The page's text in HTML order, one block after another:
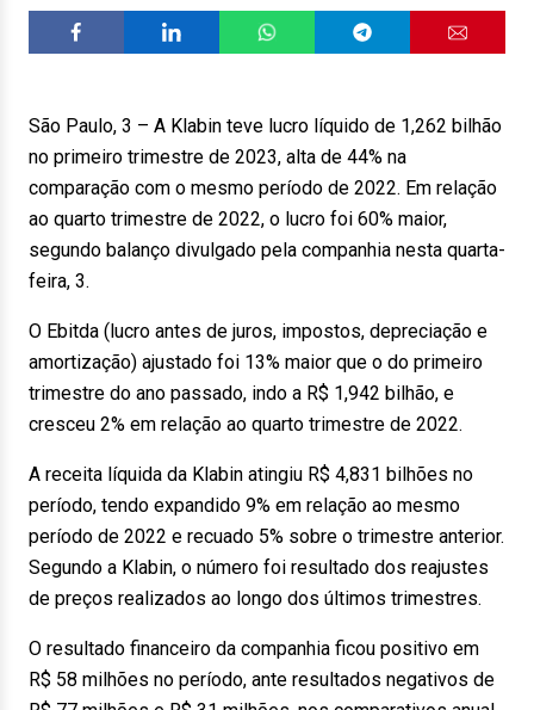
São Paulo, 3 – A Klabin teve lucro líquido de 1,262 bilhão
no primeiro trimestre de 2023, alta de 44% na
comparação com o mesmo período de 2022. Em relação
ao quarto trimestre de 2022, o lucro foi 60% maior,
segundo balanço divulgado pela companhia nesta quarta-
feira, 3.
O Ebitda (lucro antes de juros, impostos, depreciação e
amortização) ajustado foi 13% maior que o do primeiro
trimestre do ano passado, indo a R$ 1,942 bilhão, e
cresceu 2% em relação ao quarto trimestre de 2022.
A receita líquida da Klabin atingiu R$ 4,831 bilhões no
período, tendo expandido 9% em relação ao mesmo
período de 2022 e recuado 5% sobre o trimestre anterior.
Segundo a Klabin, o número foi resultado dos reajustes
de preços realizados ao longo dos últimos trimestres.
O resultado financeiro da companhia ficou positivo em
R$ 58 milhões no período, ante resultados negativos de